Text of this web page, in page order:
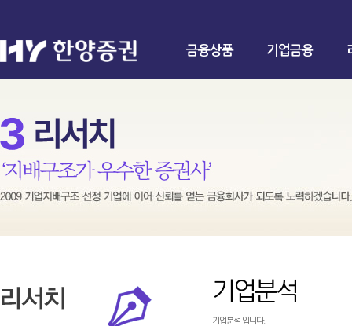
금융상품 기업금융
기업분석
기업분석 입니다.